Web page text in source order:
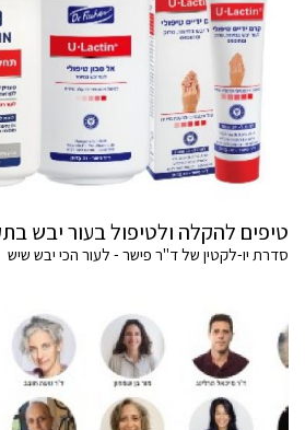
טיפים להקלה ולטיפול בעור יבש
סדרת יו-לקטין של ד"ר פישר - לעור הכי יבש שיש